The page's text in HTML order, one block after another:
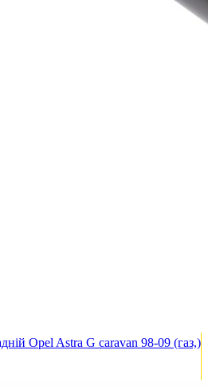
Opel Astra G caravan 98-09 (газ,)